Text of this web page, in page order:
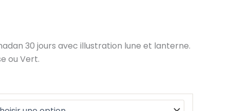
30 jours avec illustration lune et lanterne.
ou Vert.